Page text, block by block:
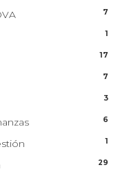
7
1
17
7
3
6
1
29